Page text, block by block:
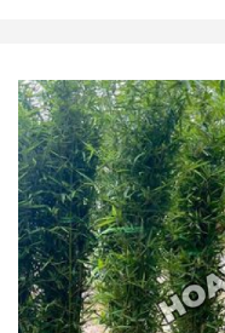
SẢN
PHẨM
DỊCH
VỤ